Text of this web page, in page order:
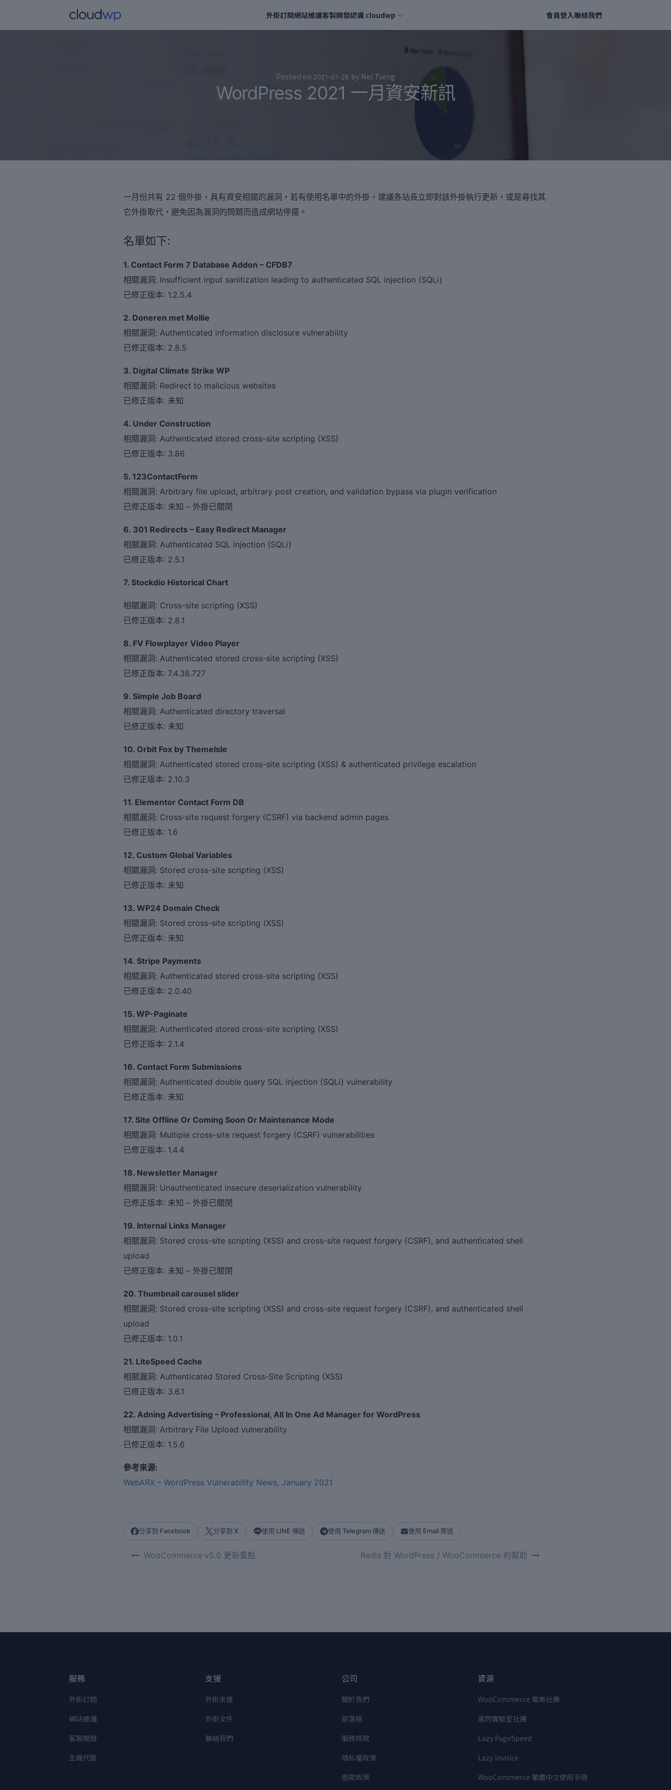
主
外掛訂閱網站維護客製開發認識 cloudwp 會員登入聯絡我們
Posted on 2021-01-26 by Nel Tseng
WordPress 2021 一月資安新訊
一月份共有 22 個外掛，具有資安相關的漏洞，若有使用名單中的外掛，建議各站長立即對該外掛執行更新，或是尋找其
它外掛取代，避免因為漏洞的問題而造成網站停擺。
名單如下:
1. Contact Form 7 Database Addon – CFDB7
相關漏洞: Insufficient input sanitization leading to authenticated SQL injection (SQLi)
已修正版本: 1.2.5.4
2. Doneren met Mollie
相關漏洞: Authenticated information disclosure vulnerability
已修正版本: 2.8.5
3. Digital Climate Strike WP
相關漏洞: Redirect to malicious websites
已修正版本: 未知
4. Under Construction
相關漏洞: Authenticated stored cross-site scripting (XSS)
已修正版本: 3.86
5. 123ContactForm
相關漏洞: Arbitrary file upload, arbitrary post creation, and validation bypass via plugin verification
已修正版本: 未知 – 外掛已關閉
6. 301 Redirects – Easy Redirect Manager
相關漏洞: Authenticated SQL injection (SQLi)
已修正版本: 2.5.1
7. Stockdio Historical Chart
相關漏洞: Cross-site scripting (XSS)
已修正版本: 2.8.1
8. FV Flowplayer Video Player
相關漏洞: Authenticated stored cross-site scripting (XSS)
已修正版本: 7.4.38.727
9. Simple Job Board
相關漏洞: Authenticated directory traversal
已修正版本: 未知
10. Orbit Fox by ThemeIsle
相關漏洞: Authenticated stored cross-site scripting (XSS) & authenticated privilege escalation
已修正版本: 2.10.3
11. Elementor Contact Form DB
相關漏洞: Cross-site request forgery (CSRF) via backend admin pages
已修正版本: 1.6
12. Custom Global Variables
相關漏洞: Stored cross-site scripting (XSS)
已修正版本: 未知
13. WP24 Domain Check
相關漏洞: Stored cross-site scripting (XSS)
已修正版本: 未知
14. Stripe Payments
相關漏洞: Authenticated stored cross-site scripting (XSS)
已修正版本: 2.0.40
15. WP-Paginate
相關漏洞: Authenticated stored cross-site scripting (XSS)
已修正版本: 2.1.4
16. Contact Form Submissions
相關漏洞: Authenticated double query SQL injection (SQLi) vulnerability
已修正版本: 未知
17. Site Offline Or Coming Soon Or Maintenance Mode
相關漏洞: Multiple cross-site request forgery (CSRF) vulnerabilities
已修正版本: 1.4.4
18. Newsletter Manager
相關漏洞: Unauthenticated insecure deserialization vulnerability
已修正版本: 未知 – 外掛已關閉
19. Internal Links Manager
相關漏洞: Stored cross-site scripting (XSS) and cross-site request forgery (CSRF), and authenticated shell
upload
已修正版本: 未知 – 外掛已關閉
20. Thumbnail carousel slider
相關漏洞: Stored cross-site scripting (XSS) and cross-site request forgery (CSRF), and authenticated shell
upload
已修正版本: 1.0.1
21. LiteSpeed Cache
相關漏洞: Authenticated Stored Cross-Site Scripting (XSS)
已修正版本: 3.6.1
22. Adning Advertising – Professional, All In One Ad Manager for WordPress
相關漏洞: Arbitrary File Upload vulnerability
已修正版本: 1.5.6
參考來源:
WebARX – WordPress Vulnerability News, January 2021
分享到 Facebook 分享到 X 使用 LINE 傳送 使用 Telegram 傳送 使用 Email 寄送
文
章
WooCommerce v5.0 更新重點 Redis 對 WordPress / WooCommerce 的幫助
服務
外掛訂閱
網站維護
客製開發
主機代管
支援
外掛支援
外掛文件
聯絡我們
公司
關於我們
部落格
服務條款
隱私權政策
退款政策
資源
WooCommerce 電商社團
黑閃實驗室社團
Lazy PageSpeed
Lazy Invoice
WooCommerce 繁體中文使用手冊